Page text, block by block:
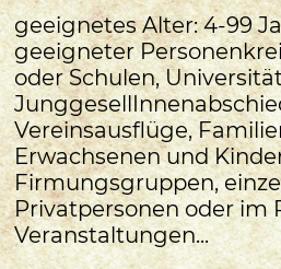
geeignetes Alter: 4-99
geeigneter
oder Schulen,
Vereinsausflüge,
Erwachsenen und
Firmungsgruppen,
Privatpersonen oder im
Veranstaltungen...